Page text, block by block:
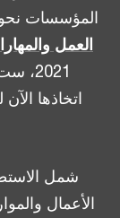
المؤسسات
العمل والمهارات
اتخاذها
الأعمال